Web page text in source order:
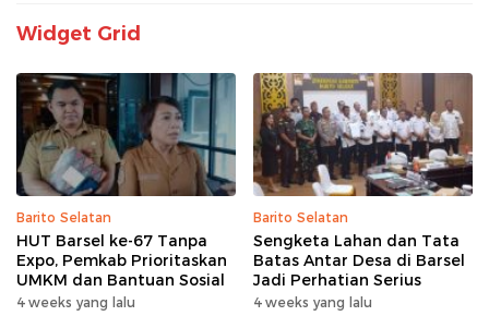
Widget Grid
Barito Selatan
HUT Barsel ke-67 Tanpa
Expo, Pemkab Prioritaskan
UMKM dan Bantuan Sosial
4 weeks yang lalu
Barito Selatan
Sengketa Lahan dan Tata
Batas Antar Desa di Barsel
Jadi Perhatian Serius
4 weeks yang lalu